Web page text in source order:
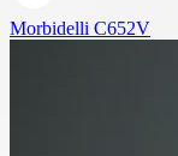
Morbidelli C652V